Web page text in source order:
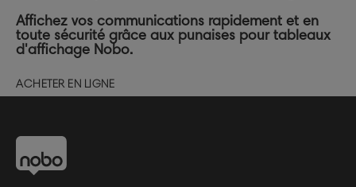
Affichez vos communications rapidement et en
toute sécurité grâce aux punaises pour tableaux
d'affichage Nobo.
ACHETER EN LIGNE